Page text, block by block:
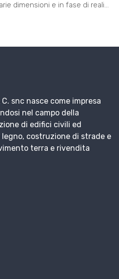
Appartamenti di pregio di varie dimensioni e in fase di realizzazione in vendita
C. snc nasce come impresa
nel campo della
di edifici civili ed
costruzione di strade e
terra e rivendita